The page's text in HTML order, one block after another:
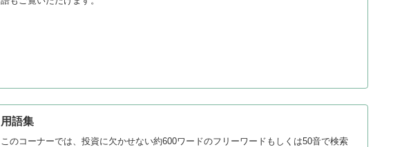
用語集
このコーナーでは、投資に欠かせない約600ワードのフリーワードもしくは50音で検索